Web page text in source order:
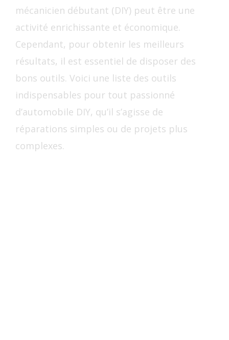
mécanicien débutant (DIY) peut être une
activité enrichissante et économique.
Cependant, pour obtenir les meilleurs
résultats, il est essentiel de disposer des
bons outils. Voici une liste des outils
indispensables pour tout passionné
d’automobile DIY, qu’il s’agisse de
réparations simples ou de projets plus
complexes.